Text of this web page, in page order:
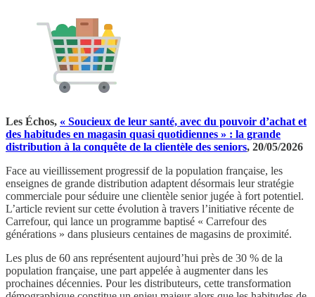
Les Échos, « Soucieux de leur santé, avec du pouvoir d’achat et
des habitudes en magasin quasi quotidiennes » : la grande
distribution à la conquête de la clientèle des seniors, 20/05/2026
Face au vieillissement progressif de la population française, les
enseignes de grande distribution adaptent désormais leur stratégie
commerciale pour séduire une clientèle senior jugée à fort potentiel.
L’article revient sur cette évolution à travers l’initiative récente de
Carrefour, qui lance un programme baptisé « Carrefour des
générations » dans plusieurs centaines de magasins de proximité.
Les plus de 60 ans représentent aujourd’hui près de 30 % de la
population française, une part appelée à augmenter dans les
prochaines décennies. Pour les distributeurs, cette transformation